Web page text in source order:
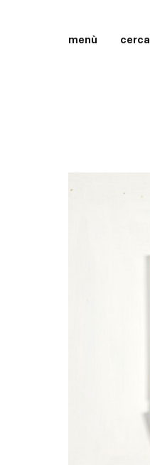
menù cerca